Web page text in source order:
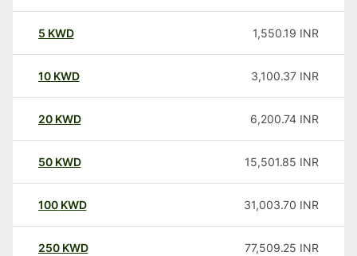
5 KWD 1,550.19 INR
10 KWD 3,100.37 INR
20 KWD 6,200.74 INR
50 KWD 15,501.85 INR
100 KWD 31,003.70 INR
250 KWD 77,509.25 INR